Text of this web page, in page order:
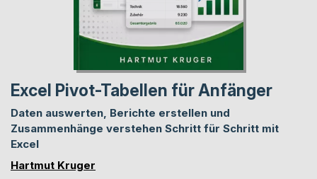
Excel Pivot-Tabellen für Anfänger
Daten auswerten, Berichte erstellen und
Zusammenhänge verstehen Schritt für Schritt mit
Excel
Hartmut Kruger